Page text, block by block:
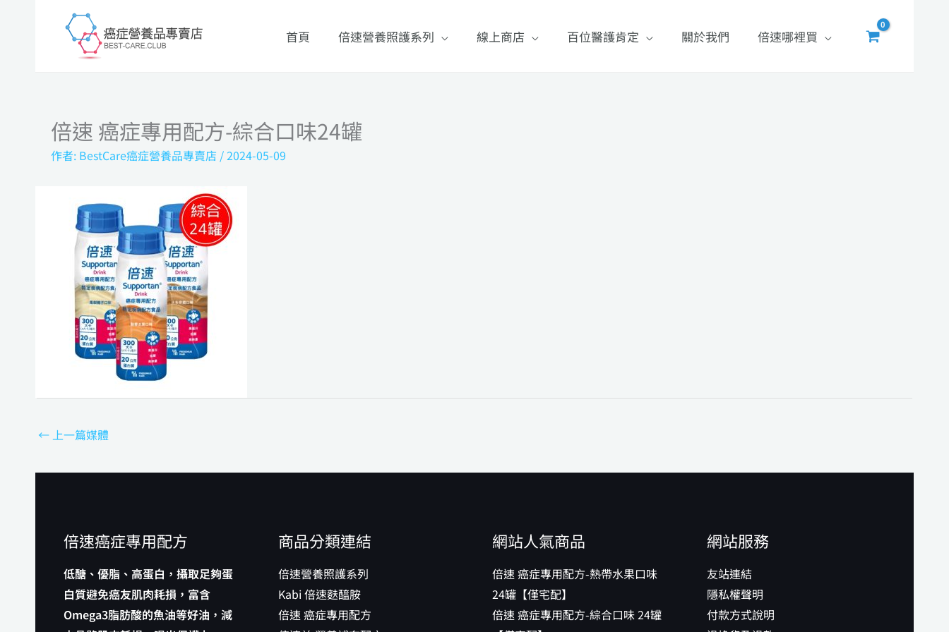
首頁 倍速營養照護系列 線上商店 百位醫護肯定 關於我們 倍速哪裡買
倍速 癌症專用配方-綜合口味24罐
作者: BestCare癌症營養品專賣店 /2024-05-09
←上一篇媒體
倍速癌症專用配方
低醣、優脂、高蛋白，攝取足夠蛋
白質避免癌友肌肉耗損，富含
Omega3脂肪酸的魚油等好油，減
商品分類連結
倍速營養照護系列
Kabi 倍速麩醯胺
倍速 癌症專用配方
網站人氣商品
倍速 癌症專用配方-熱帶水果口味
24罐【僅宅配】
倍速 癌症專用配方-綜合口味 24罐
網站服務
友站連結
隱私權聲明
付款方式說明